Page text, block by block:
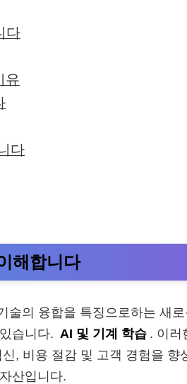
다
유
다
해합니다
술의 융합을 특징으로하는 새
습니다. AI 및 기계 학습 . 이러
, 비용 절감 및 고객 경험을 향
산입니다.